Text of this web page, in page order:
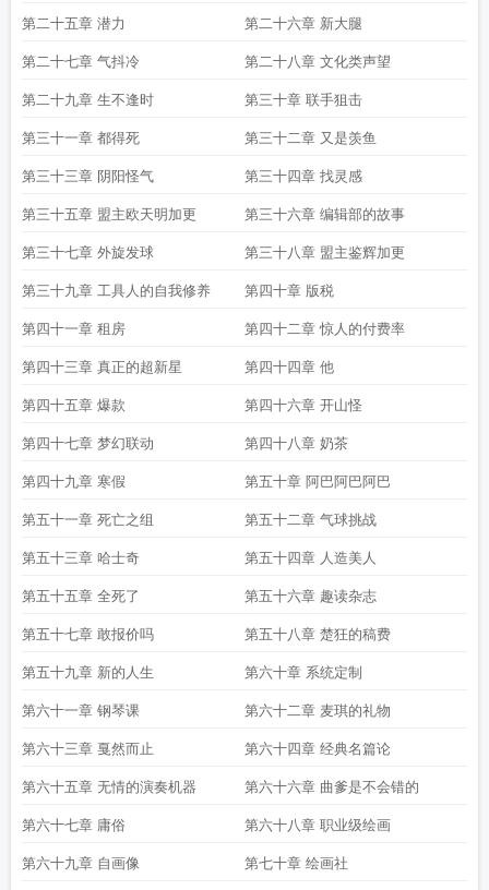
第二十五章 潜力 第二十六章 新大腿
第二十七章 气抖冷 第二十八章 文化类声望
第二十九章 生不逢时 第三十章 联手狙击
第三十一章 都得死 第三十二章 又是羡鱼
第三十三章 阴阳怪气 第三十四章 找灵感
第三十五章 盟主欧天明加更 第三十六章 编辑部的故事
第三十七章 外旋发球 第三十八章 盟主鉴辉加更
第三十九章 工具人的自我修养 第四十章 版税
第四十一章 租房 第四十二章 惊人的付费率
第四十三章 真正的超新星 第四十四章 他
第四十五章 爆款 第四十六章 开山怪
第四十七章 梦幻联动 第四十八章 奶茶
第四十九章 寒假 第五十章 阿巴阿巴阿巴
第五十一章 死亡之组 第五十二章 气球挑战
第五十三章 哈士奇 第五十四章 人造美人
第五十五章 全死了 第五十六章 趣读杂志
第五十七章 敢报价吗 第五十八章 楚狂的稿费
第五十九章 新的人生 第六十章 系统定制
第六十一章 钢琴课 第六十二章 麦琪的礼物
第六十三章 戛然而止 第六十四章 经典名篇论
第六十五章 无情的演奏机器 第六十六章 曲爹是不会错的
第六十七章 庸俗 第六十八章 职业级绘画
第六十九章 自画像 第七十章 绘画社